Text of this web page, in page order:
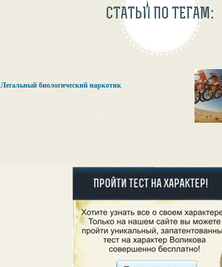
СТАТЬИ ПО ТЕГАМ:
Легальный биологический наркотик